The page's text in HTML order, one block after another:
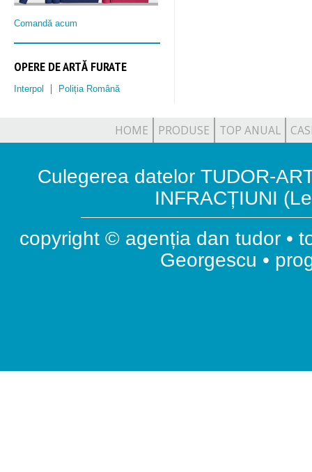
Comandă acum
OPERE DE ARTĂ FURATE
Interpol Poliția Română
HOME PRODUSE TOP ANUAL
Culegerea datelor TUDOR-
INFRACȚIUNI
copyright © agenția dan tudor •
Georgescu •